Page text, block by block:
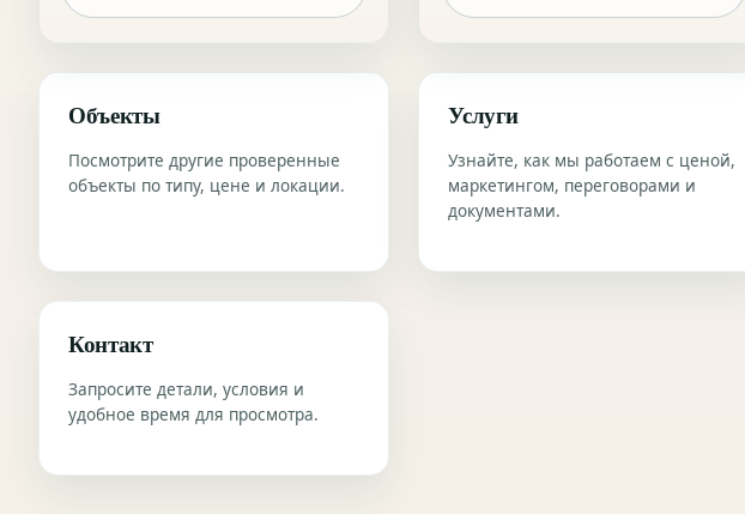
Объекты
Посмотрите другие проверенные
объекты по типу, цене и локации.
Услуги
Узнайте, как мы работаем с ценой,
маркетингом, переговорами и
документами.
Контакт
Запросите детали, условия и
удобное время для просмотра.